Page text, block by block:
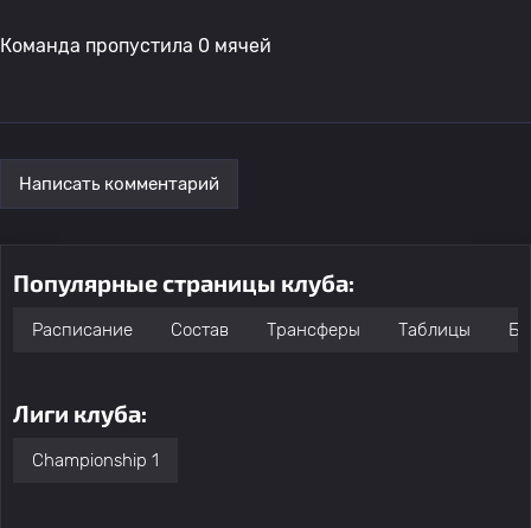
Команда пропустила 0 мячей
Написать комментарий
Популярные страницы клуба:
Расписание Состав Трансферы Таблицы
Лиги клуба:
Championship 1